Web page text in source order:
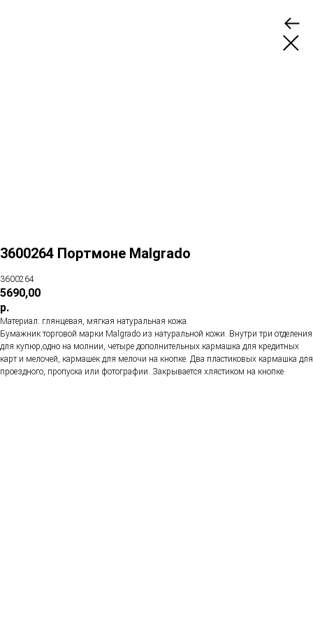
3600264 Портмоне Malgrado
3600264
5690,00
р.
Материал: глянцевая, мягкая натуральная кожа.
Бумажник торговой марки Malgrado из натуральной кожи. Внутри три отделения
для купюр,одно на молнии, четыре дополнительных кармашка для кредитных
карт и мелочей, кармашек для мелочи на кнопке. Два пластиковых кармашка для
проездного, пропуска или фотографии. Закрывается хлястиком на кнопке.